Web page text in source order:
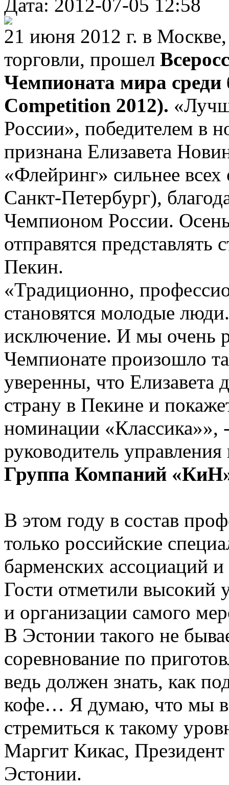
Дата: 2012-07-05 12:58
21 июня 2012 г. в
торговли, прошел
Чемпионата мира
Competition 2012).
России», победителем в
признана Елизавета
«Флейринг» сильнее всех
Санкт-Петербург),
Чемпионом России.
отправятся представлять
Пекин.
«Традиционно,
становятся молодые
исключение. И мы очень
Чемпионате произошло
уверенны, что Елизавета
страну в Пекине и
номинации «Классика»»,
руководитель
Группа Компаний
В этом году в состав
только российские
барменских ассоциаций
Гости отметили высокий
и организации самого
В Эстонии такого не
соревнование по
ведь должен знать, как
кофе… Я думаю, что мы в
стремиться к такому
Маргит Кикас,
Эстонии.